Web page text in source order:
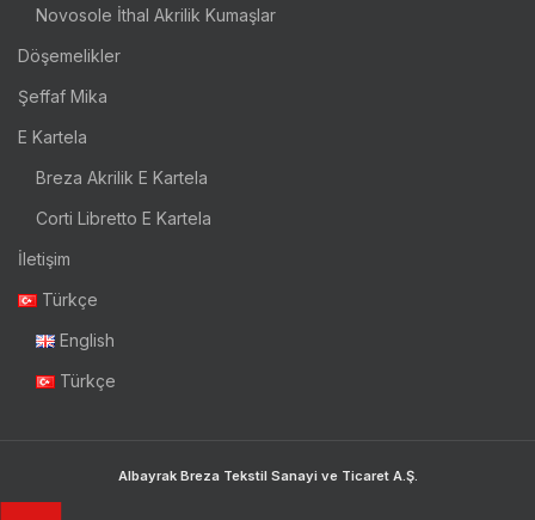
Novosole İthal Akrilik Kumaşlar
Döşemelikler
Şeffaf Mika
E Kartela
Breza Akrilik E Kartela
Corti Libretto E Kartela
İletişim
Türkçe
English
Türkçe
Albayrak Breza Tekstil Sanayi ve Ticaret A.Ş.